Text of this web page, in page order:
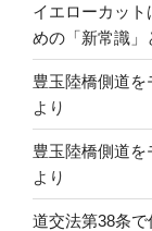
イエローカッ
めの「新常識」
豊玉陸橋側道を
より
豊玉陸橋側道を
より
道交法第38条